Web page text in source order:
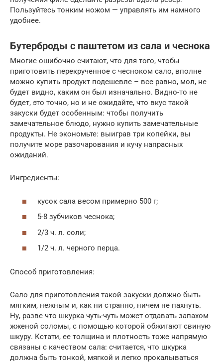
Пользуйтесь тонким ножом — управлять им намного
удобнее.
Бутерброды с паштетом из сала и чеснока
Многие ошибочно считают, что для того, чтобы
приготовить перекрученное с чесноком сало, вполне
можно купить продукт подешевле – все равно, мол, не
будет видно, каким он был изначально. Видно-то не
будет, это точно, но и не ожидайте, что вкус такой
закуски будет особенным: чтобы получить
замечательное блюдо, нужно купить замечательные
продукты. Не экономьте: выиграв три копейки, вы
получите море разочарования и кучу напрасных
ожиданий.
Ингредиенты:
кусок сала весом примерно 500 г;
5-8 зубчиков чеснока;
2/3 ч. л. соли;
1/2 ч. л. черного перца.
Способ приготовления:
Сало для приготовления такой закуски должно быть
мягким, нежным и, как ни странно, ничем не пахнуть.
Ну, разве что шкурка чуть-чуть может отдавать запахом
жженой соломы, с помощью которой обжигают свиную
шкуру. Кстати, ее толщина и плотность тоже напрямую
связаны с качеством сала: считается, что шкурка
должна быть тонкой, мягкой и легко прокалываться